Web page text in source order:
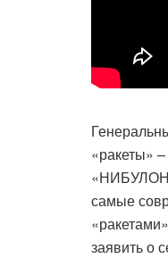
«ракеты»
«НИБУЛОН»
самые
заявить о